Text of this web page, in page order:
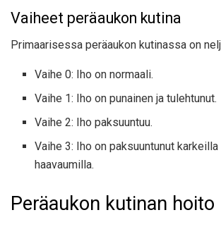
Vaiheet peräaukon kutina
Primaarisessa peräaukon kutinassa on
Vaihe 0: Iho on normaali.
Vaihe 1: Iho on punainen ja tulehtunut.
Vaihe 2: Iho paksuuntuu.
Vaihe 3: Iho on paksuuntunut
haavaumilla.
Peräaukon kutinan hoito